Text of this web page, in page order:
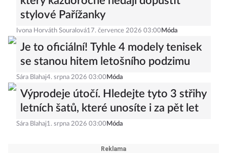
stylové Pařížanky
Ivona Horváth Souralová17. července 2026 03:00 Móda
Je to oficiální! Tyhle 4 modely tenisek
se stanou hitem letošního podzimu
Sára Blahaj4. srpna 2026 03:00 Móda
Výprodeje útočí. Hledejte tyto 3 střihy
letních šatů, které unosíte i za pět let
Sára Blahaj1. srpna 2026 03:00 Móda